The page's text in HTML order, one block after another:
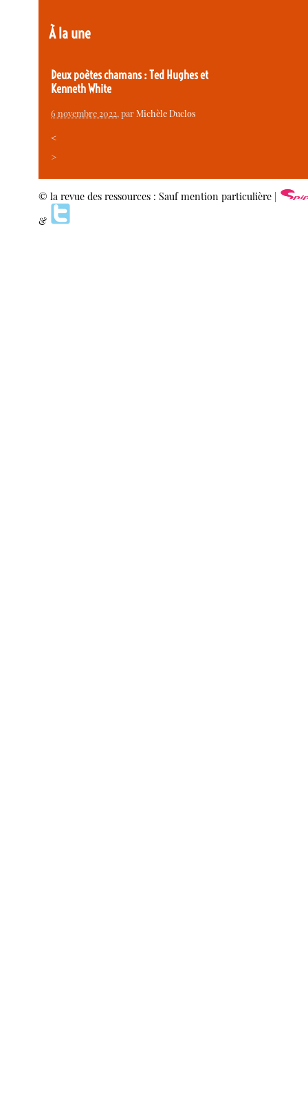
À la une
Deux poètes chamans : Ted Hughes et
Kenneth White
6 novembre 2022, parMichèle Duclos
<
>
© la revue des ressources : Sauf mention particulière |
&